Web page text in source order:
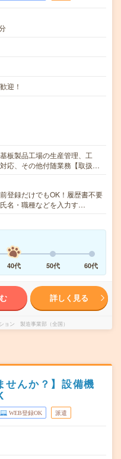
迎！
板製品工場の生産管理、工
応、その他付随業務【取扱…
登録だけでもOK！履歴書不要
名・職種などを入力す…
40代 50代 60代
詳しく見る
ョン 製造事業部（全国）
せんか？】設備機
WEB登録OK 派遣